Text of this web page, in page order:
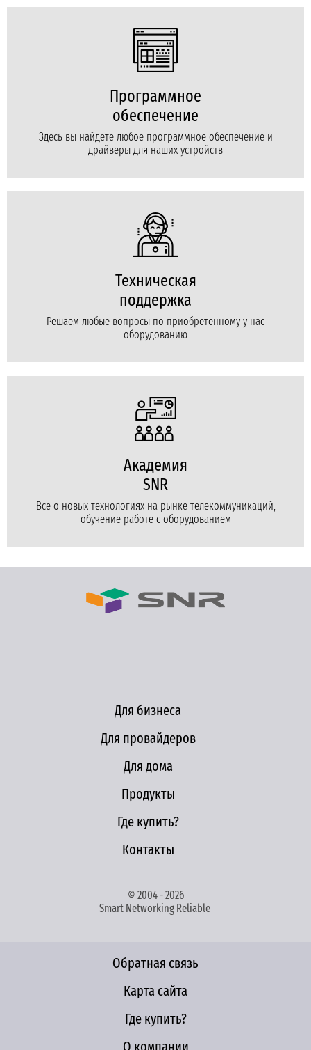
Программное
обеспечение
Здесь вы найдете любое программное обеспечение и
драйверы для наших устройств
Техническая
поддержка
Решаем любые вопросы по приобретенному у нас
оборудованию
Академия
SNR
Все о новых технологиях на рынке телекоммуникаций,
обучение работе с оборудованием
Для бизнеса
Для провайдеров
Для дома
Продукты
Где купить?
Контакты
© 2004 - 2026
Smart Networking Reliable
Обратная связь
Карта сайта
Где купить?
О компании